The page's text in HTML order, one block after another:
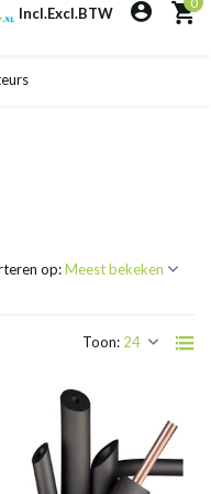
Incl.Excl.BTW
Toon:
op: